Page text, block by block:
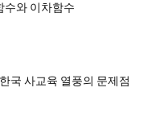
수와 이차함수
한국 사교육 열풍의 문제점